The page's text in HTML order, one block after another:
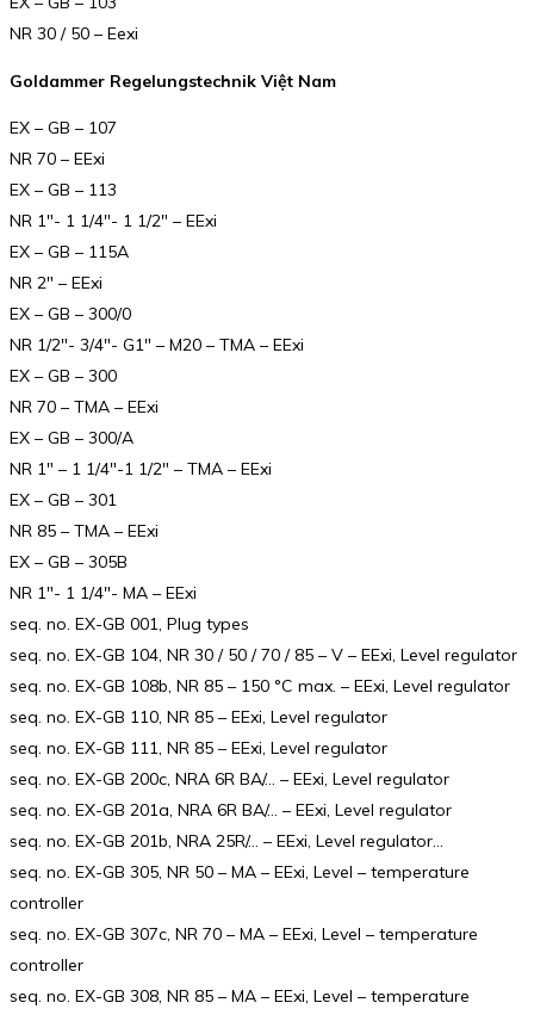
NR 30 / 50 – Eexi
Goldammer Regelungstechnik Việt Nam
EX – GB – 107
NR 70 – EExi
EX – GB – 113
NR 1″- 1 1/4″- 1 1/2″ – EExi
EX – GB – 115A
NR 2″ – EExi
EX – GB – 300/0
NR 1/2″- 3/4″- G1″ – M20 – TMA – EExi
EX – GB – 300
NR 70 – TMA – EExi
EX – GB – 300/A
NR 1″ – 1 1/4″-1 1/2″ – TMA – EExi
EX – GB – 301
NR 85 – TMA – EExi
EX – GB – 305B
NR 1″- 1 1/4″- MA – EExi
seq. no. EX-GB 001, Plug types
seq. no. EX-GB 104, NR 30 / 50 / 70 / 85 – V – EExi, Level regulator
seq. no. EX-GB 108b, NR 85 – 150 °C max. – EExi, Level regulator
seq. no. EX-GB 110, NR 85 – EExi, Level regulator
seq. no. EX-GB 111, NR 85 – EExi, Level regulator
seq. no. EX-GB 200c, NRA 6R BA/… – EExi, Level regulator
seq. no. EX-GB 201a, NRA 6R BA/… – EExi, Level regulator
seq. no. EX-GB 201b, NRA 25R/… – EExi, Level regulator…
seq. no. EX-GB 305, NR 50 – MA – EExi, Level – temperature
controller
seq. no. EX-GB 307c, NR 70 – MA – EExi, Level – temperature
controller
seq. no. EX-GB 308, NR 85 – MA – EExi, Level – temperature